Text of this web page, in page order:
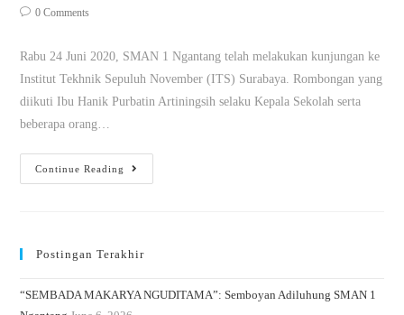
0 Comments
Rabu 24 Juni 2020, SMAN 1 Ngantang telah melakukan kunjungan ke
Institut Tekhnik Sepuluh November (ITS) Surabaya. Rombongan yang
diikuti Ibu Hanik Purbatin Artiningsih selaku Kepala Sekolah serta
beberapa orang…
Continue Reading
Postingan Terakhir
“SEMBADA MAKARYA NGUDITAMA”: Semboyan Adiluhung SMAN 1